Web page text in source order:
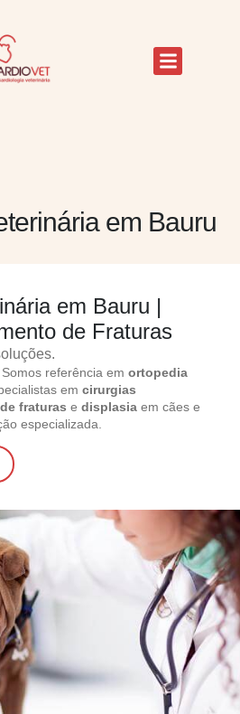
em Bauru
em Bauru |
de Fraturas
referência em ortopedia
em cirurgias
fraturas e displasia em cães e
especializada.